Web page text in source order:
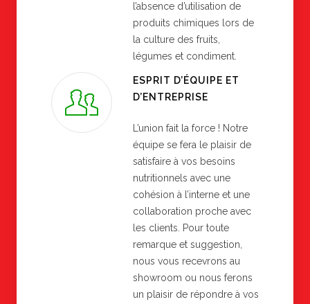
l’absence d’utilisation de
produits chimiques lors de
la culture des fruits,
légumes et condiment.
ESPRIT D’ÉQUIPE ET
D’ENTREPRISE
L’union fait la force ! Notre
équipe se fera le plaisir de
satisfaire à vos besoins
nutritionnels avec une
cohésion à l’interne et une
collaboration proche avec
les clients. Pour toute
remarque et suggestion,
nous vous recevrons au
showroom ou nous ferons
un plaisir de répondre à vos